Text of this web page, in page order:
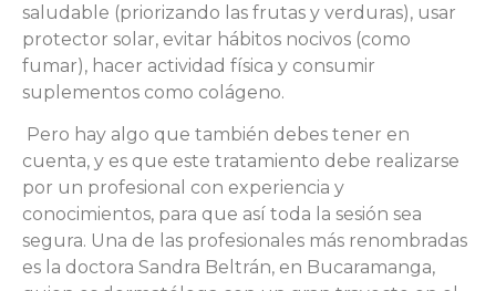
saludable (priorizando las frutas y verduras), usar
protector solar, evitar hábitos nocivos (como
fumar), hacer actividad física y consumir
suplementos como colágeno.
Pero hay algo que también debes tener en
cuenta, y es que este tratamiento debe realizarse
por un profesional con experiencia y
conocimientos, para que así toda la sesión sea
segura. Una de las profesionales más renombradas
es la doctora Sandra Beltrán, en Bucaramanga,